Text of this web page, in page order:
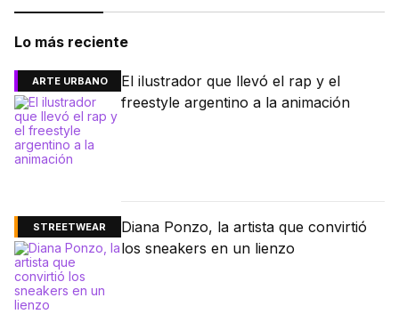
Lo más reciente
ARTE URBANO
El ilustrador que llevó el rap y el
freestyle argentino a la animación
STREETWEAR
Diana Ponzo, la artista que convirtió
los sneakers en un lienzo